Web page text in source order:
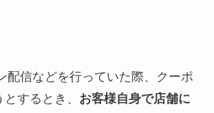
配信などを行っていた際、クーポ
するとき、 お客様自身で店舗に